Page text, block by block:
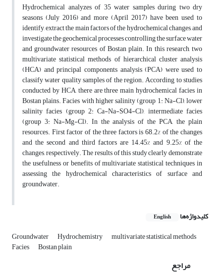
Hydrochemical analyzes of 35 water samples during two dry
seasons (July 2016) and more (April 2017) have been used to
identify, extract the main factors of the hydrochemical changes, and
investigate the geochemical processes controlling the surface water
and groundwater resources of Bostan plain. In this research, two
multivariate statistical methods of hierarchical cluster analysis
(HCA) and principal components analysis (PCA) were used to
classify water quality samples of the region. According to studies
conducted by HCA, there are three main hydrochemical facies in
Bostan plains. Facies with higher salinity (group 1: Na-Cl), lower
salinity facies (group 2: Ca-Na-SO4-Cl), intermediate facies
(group 3: Na-Mg-Cl). In the analysis of the PCA, the plain
resources. First factor of the three factors is 68.2% of the changes
and the second and third factors are 14.45% and 9.25% of the
changes, respectively. The results of this study clearly demonstrate
the usefulness or benefits of multivariate statistical techniques in
assessing the hydrochemical characteristics of surface and
groundwater.
کلیدواژه‌ها English
Groundwater Hydrochemistry multivariate statistical methods
Facies Bostan plain
مراجع